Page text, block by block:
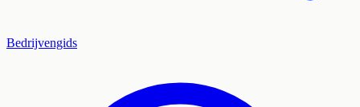
Bedrijvengids